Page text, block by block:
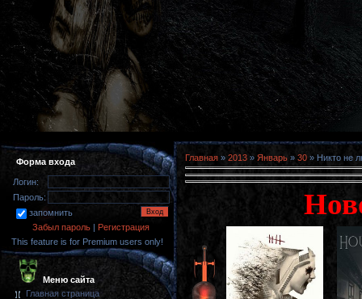
Форма входа
Логин:
Пароль:
запомнить
Забыл пароль | Регистрация
This feature is for Premium users only!
Меню сайта
Главная страница
Главная » 2013 » Январь » 30 » Никто не